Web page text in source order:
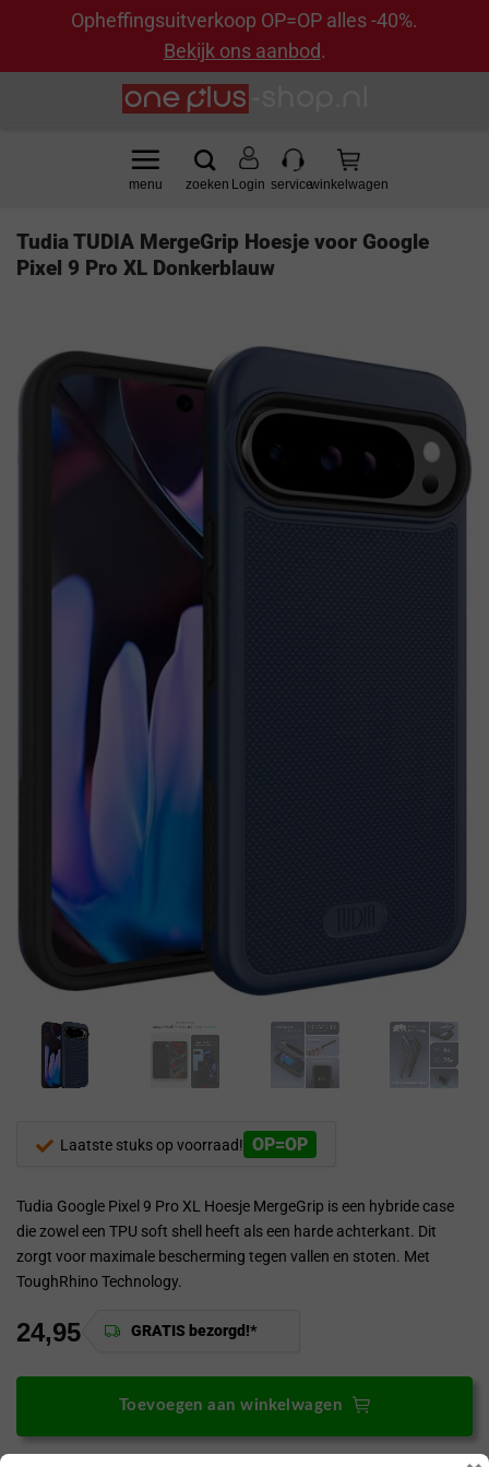
Opheffingsuitverkoop OP=OP alles -40%.
Bekijk ons aanbod.
Login
Tudia TUDIA MergeGrip Hoesje voor Google
Pixel 9 Pro XL Donkerblauw
Laatste stuks op voorraad! OP=OP
Tudia Google Pixel 9 Pro XL Hoesje MergeGrip is een hybride case
die zowel een TPU soft shell heeft als een harde achterkant. Dit
zorgt voor maximale bescherming tegen vallen en stoten. Met
ToughRhino Technology.
GRATIS bezorgd!*
24,95
Toevoegen aan winkelwagen